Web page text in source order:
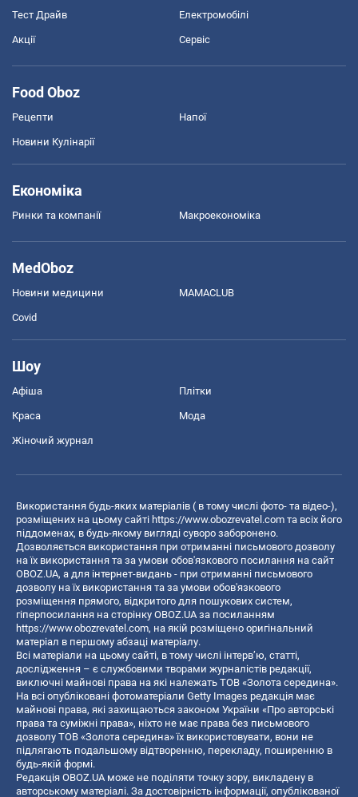
Тест Драйв Електромобілі
Акції Сервіс
Food Oboz
Рецепти Напої
Новини Кулінарії
Економіка
Ринки та компанії Макроекономіка
MedOboz
Новини медицини MAMACLUB
Covid
Шоу
Афіша Плітки
Краса Мода
Жіночий журнал
Використання будь-яких матеріалів ( в тому числі фото- та відео-),
розміщених на цьому сайті https://www.obozrevatel.com та всіх його
піддоменах, в будь-якому вигляді суворо заборонено.
Дозволяється використання при отриманні письмового дозволу
на їх використання та за умови обов'язкового посилання на сайт
OBOZ.UA, а для інтернет-видань - при отриманні письмового
дозволу на їх використання та за умови обов'язкового
розміщення прямого, відкритого для пошукових систем,
гіперпосилання на сторінку OBOZ.UA за посиланням
https://www.obozrevatel.com, на якій розміщено оригінальний
матеріал в першому абзаці матеріалу.
Всі матеріали на цьому сайті, в тому числі інтерв’ю, статті,
дослідження – є службовими творами журналістів редакції,
виключні майнові права на які належать ТОВ «Золота середина».
На всі опубліковані фотоматеріали Getty Images редакція має
майнові права, які захищаються законом України «Про авторські
права та суміжні права», ніхто не має права без письмового
дозволу ТОВ «Золота середина» їх використовувати, вони не
підлягають подальшому відтворенню, перекладу, поширенню в
будь-якій формі.
Редакція OBOZ.UA може не поділяти точку зору, викладену в
авторському матеріалі. За достовірність інформації, опублікованої